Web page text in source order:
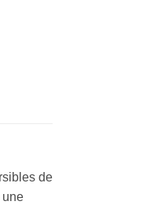
de
une